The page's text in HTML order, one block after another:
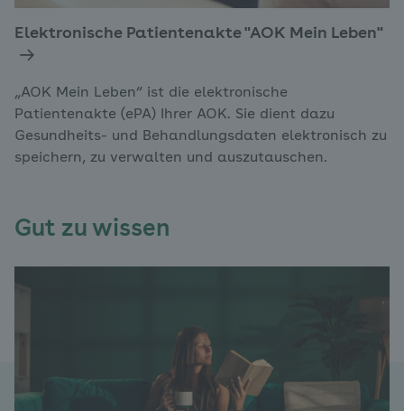
Elektronische Patientenakte "AOK Mein Leben"
„AOK Mein Leben“ ist die elektronische
Patientenakte (ePA) Ihrer AOK. Sie dient dazu
Gesundheits- und Behandlungsdaten elektronisch zu
speichern, zu verwalten und auszutauschen.
Gut zu wissen